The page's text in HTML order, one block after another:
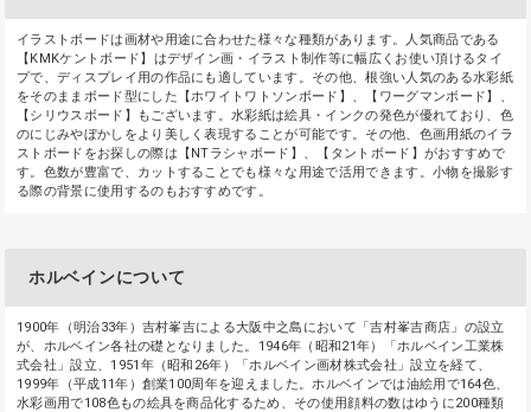
イラストボードは画材や用途に合わせた様々な種類があります。人気商品である
【KMKケントボード】はデザイン画・イラスト制作等に幅広くお使い頂けるタイ
プで、ディスプレイ用の作品にも適しています。その他、根強い人気のある水彩紙
をそのままボード型にした【ホワイトワトソンボード】、【ワーグマンボード】、
【シリウスボード】もございます。水彩紙は絵具・インクの発色が優れており、色
のにじみやぼかしをより美しく表現することが可能です。その他、色画用紙のイラ
ストボードをお探しの際は【NTラシャボード】、【タントボード】がおすすめで
す。色数が豊富で、カットすることでも様々な用途で活用できます。小物を撮影す
る際の背景に使用するのもおすすめです。
ホルベインについて
1900年（明治33年）吉村峯吉による大阪中之島において「吉村峯吉商店」の設立
が、ホルベイン各社の礎となりました。1946年（昭和21年）「ホルベイン工業株
式会社」設立、1951年（昭和26年）「ホルベイン画材株式会社」設立を経て、
1999年（平成11年）創業100周年を迎えました。ホルベインでは油絵用で164色、
水彩画用で108色もの絵具を商品化するため、その使用顔料の数はゆうに200種類